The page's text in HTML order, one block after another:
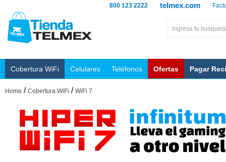
telmex.com
800 123 2222
Cobertura WiFi Celulares Teléfonos Ofertas Pagar
Home / Cobertura WiFi / WiFi 7